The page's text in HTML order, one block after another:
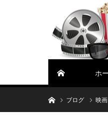
ホ
ホームブログ 映画